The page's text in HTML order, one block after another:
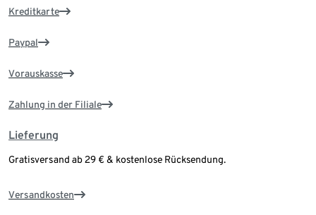
Kreditkarte
Paypal
Vorauskasse
Zahlung in der Filiale
Lieferung
Gratisversand ab 29 € & kostenlose Rücksendung.
Versandkosten